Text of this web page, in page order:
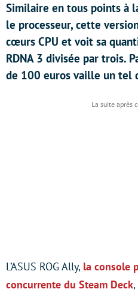
Similaire en tous points à
le processeur, cette
cœurs CPU et voit sa
RDNA 3 divisée par trois.
de 100 euros vaille un tel
L’ASUS ROG Ally, la console
concurrente du Steam Deck,